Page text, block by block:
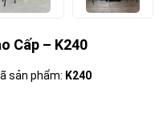
Cấp – K240
sản phẩm: K240